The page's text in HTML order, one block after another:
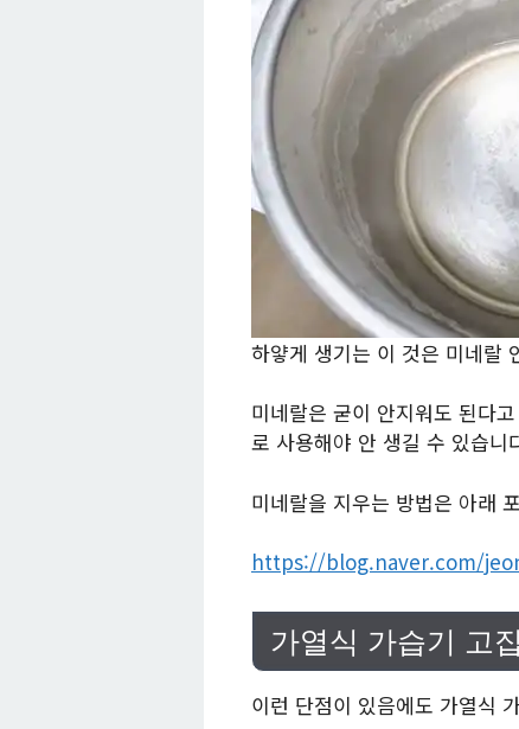
하얗게 생기는 이 것은 미네랄
미네랄은 굳이 안지워도 된다
로 사용해야 안 생길 수 있습니
미네랄을 지우는 방법은 아래
https://blog.naver.com/
가열식 가습기 고
이런 단점이 있음에도 가열식